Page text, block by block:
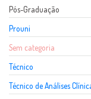
Pós-Graduação
Prouni
Sem categoria
Técnico
Técnico de Análises